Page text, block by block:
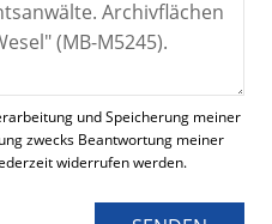
und Speicherung meiner
zwecks Beantwortung meiner
widerrufen werden.